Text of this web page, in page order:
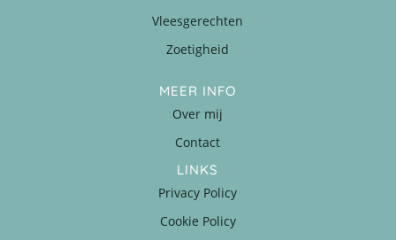
Vleesgerechten
Zoetigheid
MEER INFO
Over mij
Contact
LINKS
Privacy Policy
Cookie Policy